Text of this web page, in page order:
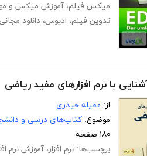
میکس فیلم، آموزش میکس و
تدوین فیلم، ادیوس، دانلود
با نرم افزارهای مفید ریاضی
از: عقیله حیدری
موضوع: کتاب‌های درسی و
۱۸۰ صفحه
برچسب‌ها: نرم افزار، آموزش نرم